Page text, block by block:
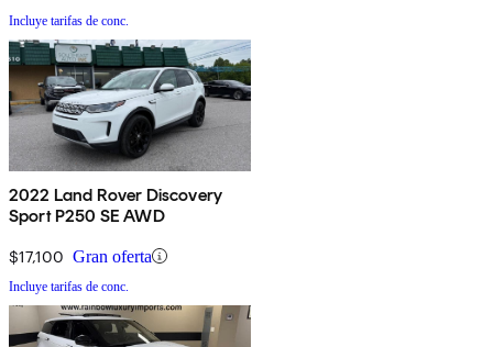
Incluye tarifas de conc.
2022 Land Rover Discovery
Sport P250 SE AWD
$17,100 Gran oferta
Incluye tarifas de conc.